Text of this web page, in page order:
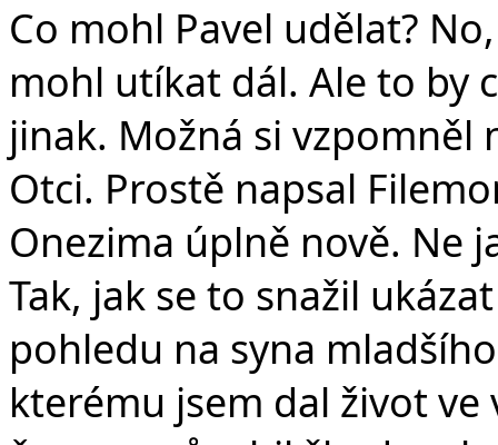
Co mohl Pavel udělat?
mohl utíkat dál. Ale to by
jinak. Možná si
Otci. Prostě napsal
Onezima úplně nově. Ne
Tak, jak se to snažil
pohledu na syna
kterému jsem dal život